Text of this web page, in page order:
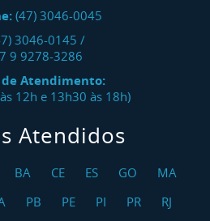
(47) 3046-0045
3046-0145 /
9 9278-3286
Atendimento:
12h e 13h30 às 18h)
Atendidos
BA CE ES GO
MA
PB PE PI PR
RJ